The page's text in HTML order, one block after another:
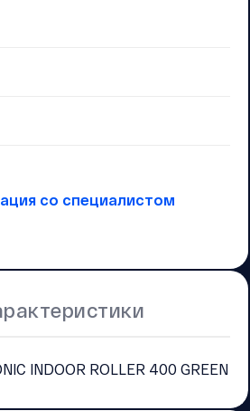
INDOOR ROLLER 400 GREEN
со специалистом